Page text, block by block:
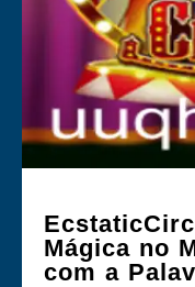
Mágica no
com a